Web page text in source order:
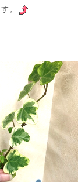
。